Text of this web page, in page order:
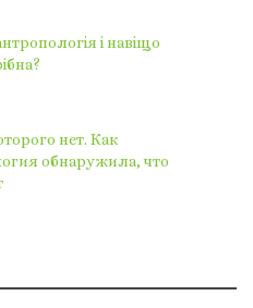
і навіщо
нет. Как
обнаружила, что